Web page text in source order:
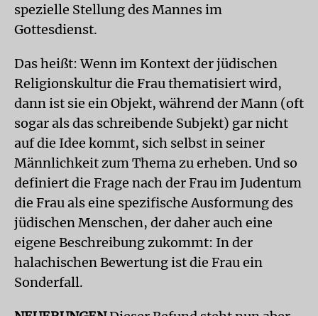
spezielle Stellung des Mannes im
Gottesdienst.
Das heißt: Wenn im Kontext der jüdischen
Religionskultur die Frau thematisiert wird,
dann ist sie ein Objekt, während der Mann (oft
sogar als das schreibende Subjekt) gar nicht
auf die Idee kommt, sich selbst in seiner
Männlichkeit zum Thema zu erheben. Und so
definiert die Frage nach der Frau im Judentum
die Frau als eine spezifische Ausformung des
jüdischen Menschen, der daher auch eine
eigene Beschreibung zukommt: In der
halachischen Bewertung ist die Frau ein
Sonderfall.